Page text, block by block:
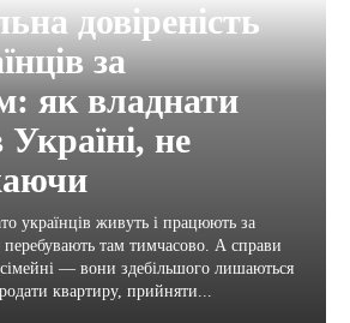
довіреність
за
як владнати
не
українців живуть і працюють за
там тимчасово. А справи
— вони здебільшого лишаються
квартиру, прийняти...